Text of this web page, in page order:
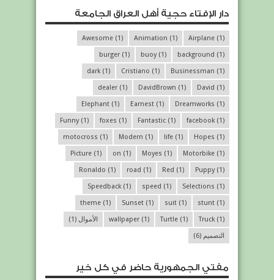
دار الإفتاء حجية أهل العراق الجامعة
Airplane (1)
Animation (1)
Awesome (1)
background (1)
buoy(1)
burger (1)
Businessman (1)
Cristiano (1)
dark (1)
David (1)
DavidBrown (1)
dealer (1)
Dreamworks (1)
Earnest (1)
Elephant (1)
facebook (1)
Fantastic (1)
foxes (1)
Funny(1)
Hopes (1)
life (1)
Modern (1)
motocross (1)
Motorbike (1)
Moyes (1)
on (1)
Picture (1)
Puppy(1)
Red (1)
road (1)
Ronaldo (1)
Selections (1)
speed (1)
Speedback (1)
stunt (1)
suit (1)
Sunset (1)
theme (1)
Truck (1)
Turtle (1)
wallpaper (1) الأموال (1)
التصميم (6)
مفتي الجمهورية حاضر في كل خير